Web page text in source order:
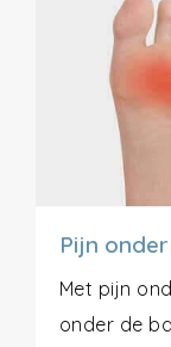
Pijn
Met pijn
onder de